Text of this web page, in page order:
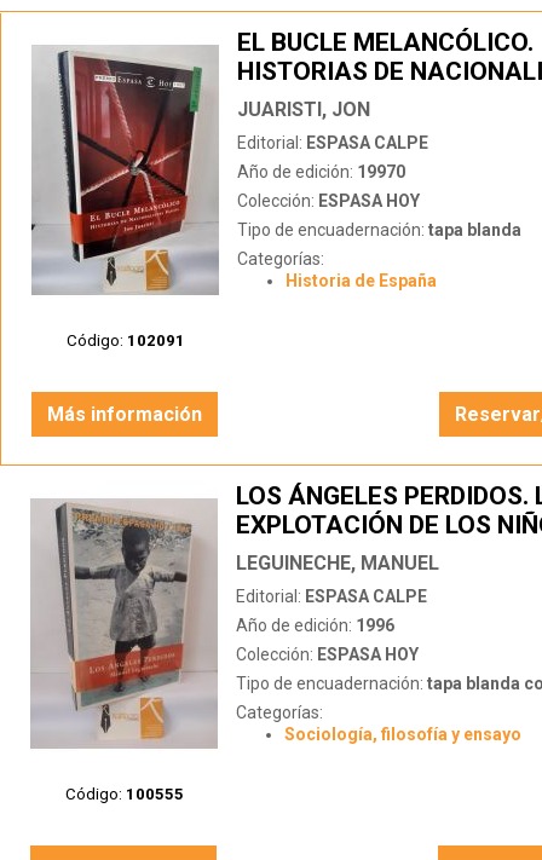
Código: 102091
EL BUCLE MELANCÓLICO.
HISTORIAS DE
VASCOS
JUARISTI, JON
Editorial: ESPASA CALPE
Año de edición: 19970
Colección: ESPASA HOY
Tipo de encuadernación: tapa blanda
Categorías:
Historia de España
Más información
Código: 100555
LOS ÁNGELES PERDIDOS.
EXPLOTACIÓN DE LOS
MUNDO
LEGUINECHE, MANUEL
Editorial: ESPASA CALPE
Año de edición: 1996
Colección: ESPASA HOY
Tipo de encuadernación: tapa blanda
Categorías:
Sociología, filosofía y ensayo